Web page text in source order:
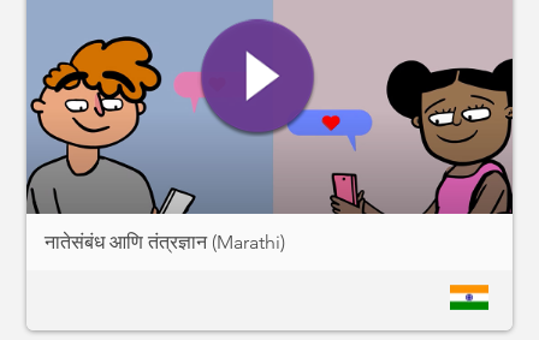
नातेसंबंध आणि तंत्रज्ञान (Marathi)